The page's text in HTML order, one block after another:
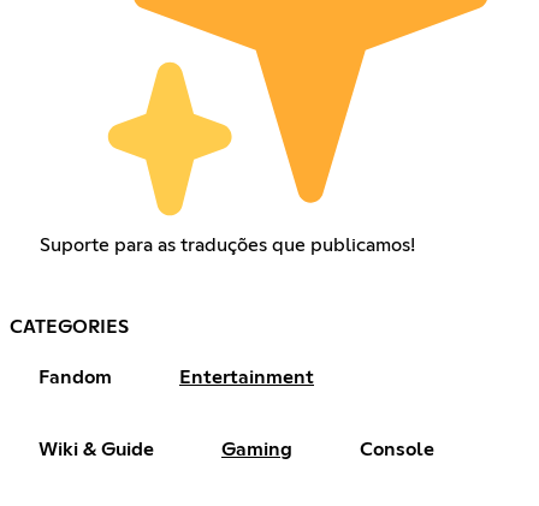
Suporte para as traduções que publicamos!
CATEGORIES
Fandom Entertainment
Wiki & Guide Gaming Console